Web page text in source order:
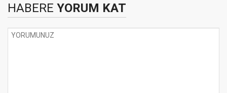
HABERE YORUM KAT